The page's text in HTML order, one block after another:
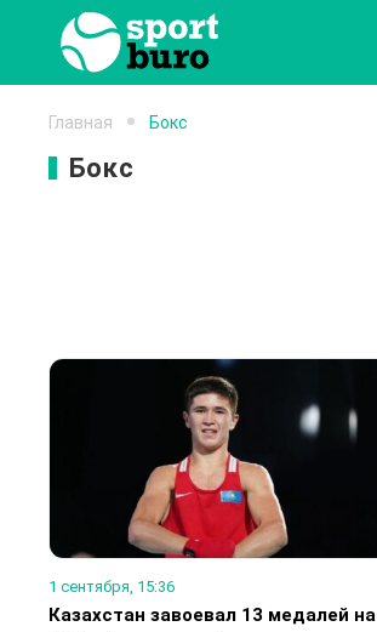
Главная Бокс
Бокс
1 сентября, 15:36
Казахстан завоевал 13 медалей на